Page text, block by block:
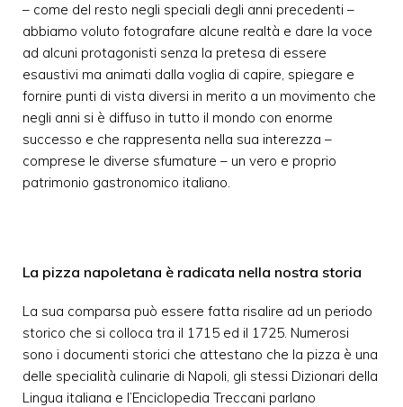
– come del resto negli speciali degli anni precedenti –
abbiamo voluto fotografare alcune realtà e dare la voce
ad alcuni protagonisti senza la pretesa di essere
esaustivi ma animati dalla voglia di capire, spiegare e
fornire punti di vista diversi in merito a un movimento che
negli anni si è diffuso in tutto il mondo con enorme
successo e che rappresenta nella sua interezza –
comprese le diverse sfumature – un vero e proprio
patrimonio gastronomico italiano.
La pizza napoletana è radicata nella nostra storia
La sua comparsa può essere fatta risalire ad un periodo
storico che si colloca tra il 1715 ed il 1725. Numerosi
sono i documenti storici che attestano che la pizza è una
delle specialità culinarie di Napoli, gli stessi Dizionari della
Lingua italiana e l’Enciclopedia Treccani parlano